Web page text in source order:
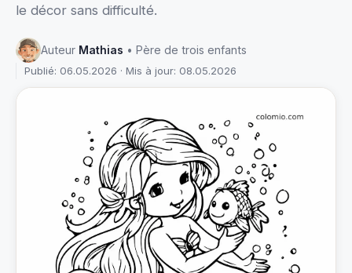
le décor sans difficulté.
Auteur Mathias • Père de trois enfants
Publié: 06.05.2026 · Mis à jour: 08.05.2026